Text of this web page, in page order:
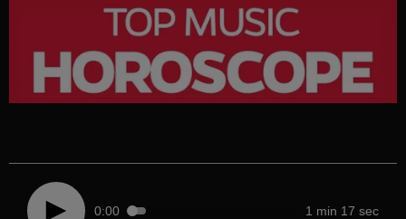
0:00 1 min 17 sec